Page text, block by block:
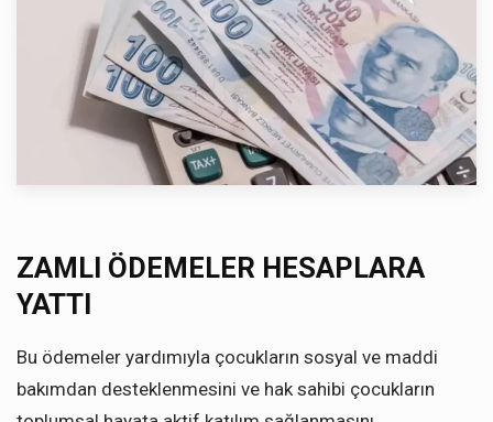
ZAMLI ÖDEMELER HESAPLARA
YATTI
Bu ödemeler yardımıyla çocukların sosyal ve maddi
bakımdan desteklenmesini ve hak sahibi çocukların